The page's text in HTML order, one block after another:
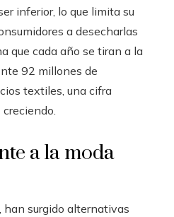
inferior, lo que limita su
a desecharlas
que cada año se tiran a la
92 millones de
textiles, una cifra
a la moda
han surgido alternativas